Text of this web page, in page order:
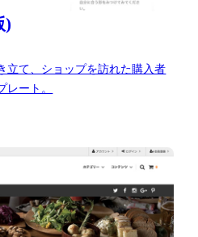
)
立て、ショップを訪れた購入者
レート。